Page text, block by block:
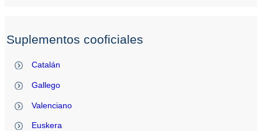
Suplementos cooficiales
Catalán
Gallego
Valenciano
Euskera